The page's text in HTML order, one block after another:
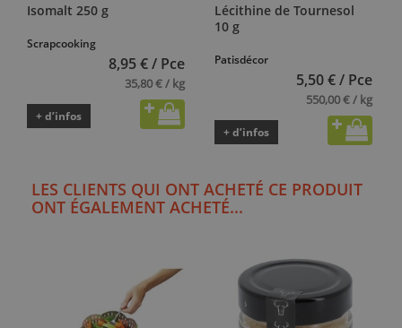
Isomalt 250 g
Scrapcooking
8,95 € / Pce
35,80 € / kg
+ d’infos
Lécithine de Tournesol
10 g
Patisdécor
5,50 € / Pce
550,00 € / kg
+ d’infos
LES CLIENTS QUI ONT ACHETÉ CE PRODUIT
ONT ÉGALEMENT ACHETÉ...